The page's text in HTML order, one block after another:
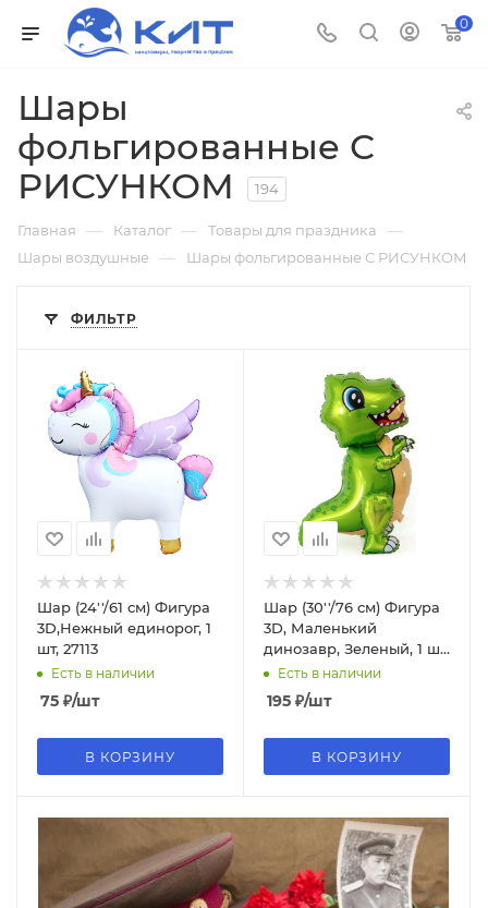
0
Шары
фольгированные С
РИСУНКОМ
194
Главная — Каталог — Товары для праздника —
Шары воздушные — Шары фольгированные С РИСУНКОМ
ФИЛЬТР
Шар (24''/61 см) Фигура
3D,Нежный единорог, 1
шт, 27113
Есть в наличии
75 ₽/шт
В КОРЗИНУ
Шар (30''/76 см) Фигура
3D, Маленький
динозавр, Зеленый, 1 шт,
15527
Есть в наличии
195 ₽/шт
В КОРЗИНУ